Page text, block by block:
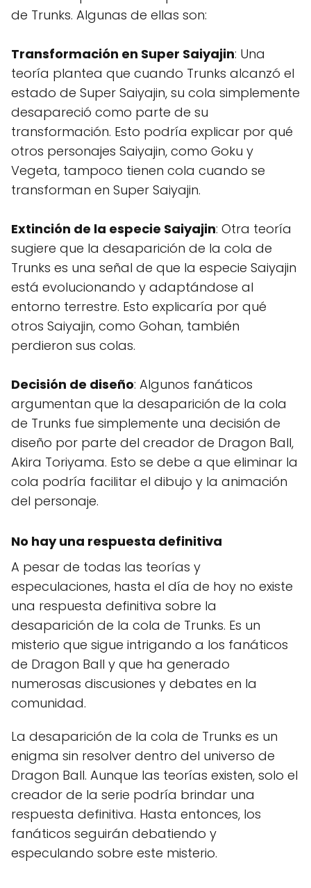
de Trunks. Algunas de ellas son:
Transformación en Super Saiyajin: Una
teoría plantea que cuando Trunks alcanzó el
estado de Super Saiyajin, su cola simplemente
desapareció como parte de su
transformación. Esto podría explicar por qué
otros personajes Saiyajin, como Goku y
Vegeta, tampoco tienen cola cuando se
transforman en Super Saiyajin.
Extinción de la especie Saiyajin: Otra teoría
sugiere que la desaparición de la cola de
Trunks es una señal de que la especie Saiyajin
está evolucionando y adaptándose al
entorno terrestre. Esto explicaría por qué
otros Saiyajin, como Gohan, también
perdieron sus colas.
Decisión de diseño: Algunos fanáticos
argumentan que la desaparición de la cola
de Trunks fue simplemente una decisión de
diseño por parte del creador de Dragon Ball,
Akira Toriyama. Esto se debe a que eliminar la
cola podría facilitar el dibujo y la animación
del personaje.
No hay una respuesta definitiva
A pesar de todas las teorías y
especulaciones, hasta el día de hoy no existe
una respuesta definitiva sobre la
desaparición de la cola de Trunks. Es un
misterio que sigue intrigando a los fanáticos
de Dragon Ball y que ha generado
numerosas discusiones y debates en la
comunidad.
La desaparición de la cola de Trunks es un
enigma sin resolver dentro del universo de
Dragon Ball. Aunque las teorías existen, solo el
creador de la serie podría brindar una
respuesta definitiva. Hasta entonces, los
fanáticos seguirán debatiendo y
especulando sobre este misterio.